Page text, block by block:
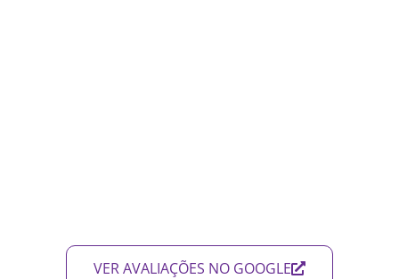
VER AVALIAÇÕES NO GOOGLE